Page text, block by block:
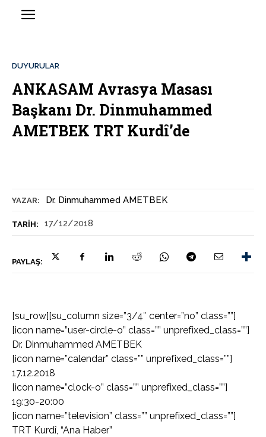
YAZAR: Dr. Dinmuhammed AMETBEK
TARIH: 17/12/2018
PAYLAŞ:
DUYURULAR
ANKASAM Avrasya Masası
Başkanı Dr. Dinmuhammed
AMETBEK TRT Kurdî’de
[su_row][su_column size=”3/4″ center=”no” class=””]
[icon name=”user-circle-o” class=”” unprefixed_class=””]
Dr. Dinmuhammed AMETBEK
[icon name=”calendar” class=”” unprefixed_class=””]
17.12.2018
[icon name=”clock-o” class=”” unprefixed_class=””]
19:30-20:00
[icon name=”television” class=”” unprefixed_class=””]
TRT Kurdî, “Ana Haber”